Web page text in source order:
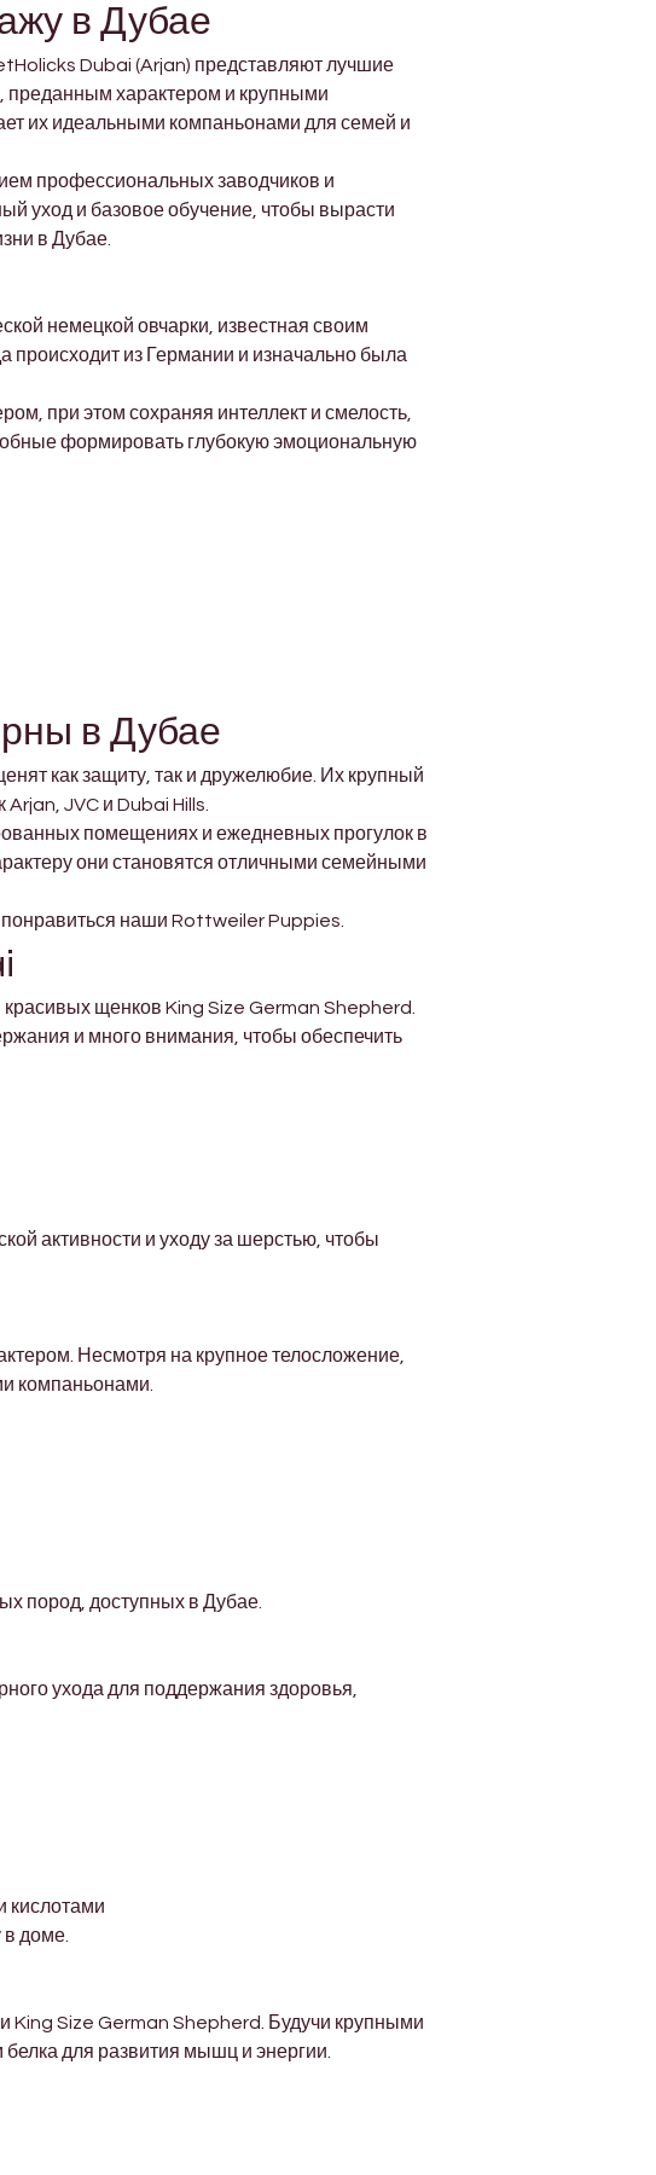
в Дубае
Dubai (Arjan) представляют лучшие
преданным характером и крупными
их идеальными компаньонами для семей и
профессиональных заводчиков и
уход и базовое обучение, чтобы вырасти
в Дубае.
немецкой овчарки, известная своим
из Германии и изначально была
при этом сохраняя интеллект и смелость,
формировать глубокую эмоциональную
в Дубае
как защиту, так и дружелюбие. Их крупный
JVC и Dubai Hills.
помещениях и ежедневных прогулок в
они становятся отличными семейными
наши Rottweiler Puppies.
щенков King Size German Shepherd.
и много внимания, чтобы обеспечить
активности и уходу за шерстью, чтобы
Несмотря на крупное телосложение,
компаньонами.
пород, доступных в Дубае.
ухода для поддержания здоровья,
кислотами
доме.
King Size German Shepherd. Будучи крупными
для развития мышц и энергии.